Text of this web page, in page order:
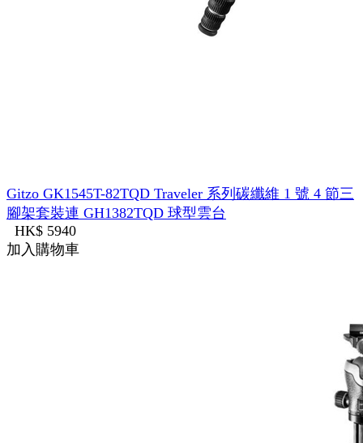
Gitzo GK1545T-82TQD Traveler 系列碳纖維 1 號 4 節三
腳架套裝連 GH1382TQD 球型雲台
HK$ 5940
加入購物車